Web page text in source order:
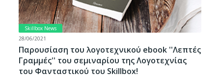
Skillbox News
28/06/2021
Παρουσίαση του λογοτεχνικού ebook ''Λεπτές
Γραμμές'' του σεμιναρίου της Λογοτεχνίας
του Φανταστικού του Skillbox!